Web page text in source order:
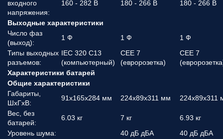
входного
напряжения:
160 - 282 В 180 - 266 В 180 - 266 В
Выходные характеристики
Число фаз
(выход):
1 Ф 1 Ф
1 Ф
Типы выходных
разъемов:
IEC 320 C13
(компьютерный)
CEE 7
(евророзетка)
CEE 7
Характеристики батарей
Общие характеристики
Габариты,
ШхГхВ:
91x165x284 мм 224x89x311 мм
224x89x311
Вес, без
батарей:
6.03 кг 7 кг
6.93 кг
Уровень шума:
40 дБ дБА
40 дБ дБА